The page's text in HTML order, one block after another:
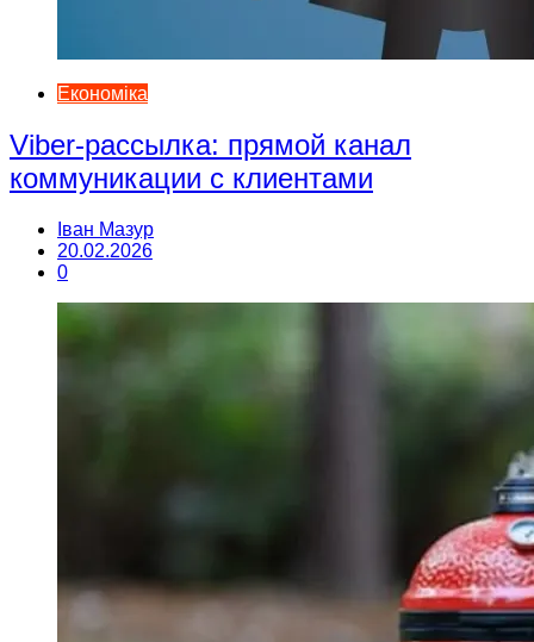
Економіка
Viber-рассылка: прямой канал
коммуникации с клиентами
Іван Мазур
20.02.2026
0